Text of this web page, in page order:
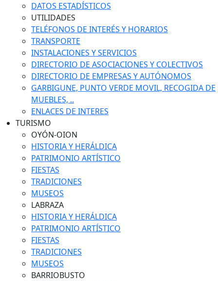
DATOS ESTADÍSTICOS
UTILIDADES
TELÉFONOS DE INTERÉS Y HORARIOS
TRANSPORTE
INSTALACIONES Y SERVICIOS
DIRECTORIO DE ASOCIACIONES Y COLECTIVOS
DIRECTORIO DE EMPRESAS Y AUTÓNOMOS
GARBIGUNE, PUNTO VERDE MOVIL, RECOGIDA DE
MUEBLES, ..
ENLACES DE INTERES
TURISMO
OYÓN-OION
HISTORIA Y HERÁLDICA
PATRIMONIO ARTÍSTICO
FIESTAS
TRADICIONES
MUSEOS
LABRAZA
HISTORIA Y HERÁLDICA
PATRIMONIO ARTÍSTICO
FIESTAS
TRADICIONES
MUSEOS
BARRIOBUSTO